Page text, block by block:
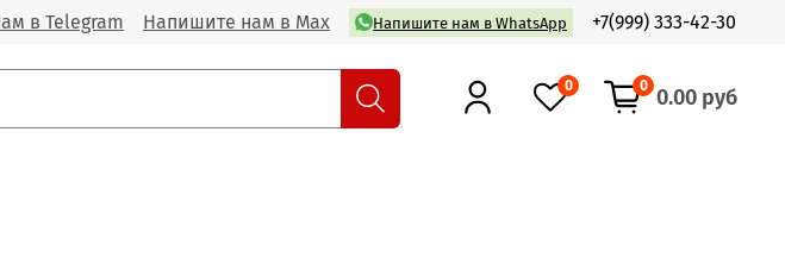
в Telegram Напишите нам в Max Напишите нам в WhatsApp +7(999) 333-42-30
0 0 0.00 руб